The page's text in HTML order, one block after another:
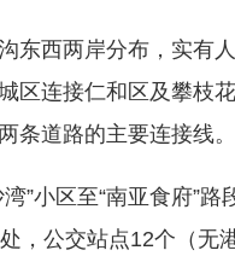
西两岸分布，实有人
区连接仁和区及攀枝
条道路的主要连接线
小区至“南亚食府”路
，公交站点12个（无